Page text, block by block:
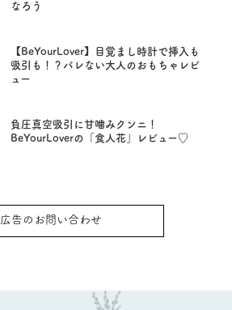
なろう
【BeYourLover】目覚まし時計で挿入も
吸引も！？バレない大人のおもちゃレビ
ュー
負圧真空吸引に甘噛みクンニ！
BeYourLoverの「食人花」レビュー♡
広告のお問い合わせ